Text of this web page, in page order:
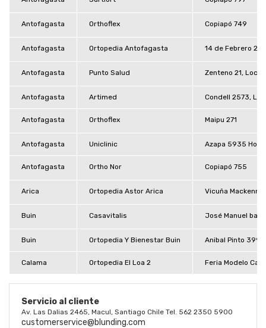
Antofagasta Orthoflex Copiapó 749
Antofagasta Ortopedia Antofagasta 14 de Febrero
Antofagasta Punto Salud Zenteno 21,
Antofagasta Artimed Condell 2573,
Antofagasta Orthoflex Maipu 271
Antofagasta Uniclinic Azapa 5935
Antofagasta Ortho Nor Copiapó 755
Arica Ortopedia Astor Arica Vicuña Mackenna
Buin Casavitalis José Manuel
Buin Ortopedia Y Bienestar Buin Anibal Pinto 399,
Calama Ortopedia El Loa 2 Feria Modelo
Servicio al cliente
Av. Las Dalias 2465, Macul, Santiago Chile Tel. 562 2350 5900
customerservice@blunding.com